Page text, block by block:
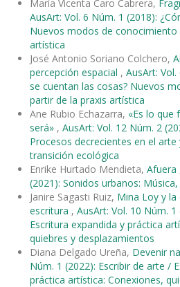
María Vicenta Caro Cabrera,
AusArt: Vol. 6 Núm. 1 (2018):
Nuevos modos de conocimiento
artística
José Antonio Soriano Colchero,
percepción espacial , AusArt:
se cuentan las cosas? Nuevos
partir de la praxis artística
Ane Rubio Echazarra, «Es lo que
será» , AusArt: Vol. 12 Núm. 2
Procesos decrecientes en el
transición ecológica
Enrike Hurtado Mendieta, Afuera
(2021): Sonidos urbanos:
Janire Sagasti Ruiz, Mina Loy y
escritura , AusArt: Vol. 10 Núm.
Escritura expandida y práctica
quiebres y desplazamientos
Diana Delgado Ureña, Devenir
Núm. 1 (2022): Escribir de arte /
práctica artística: Conexiones,